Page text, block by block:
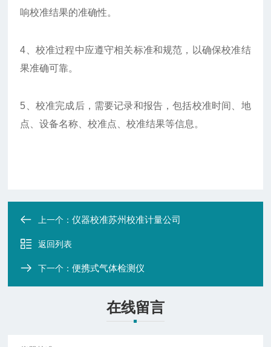
响校准结果的准确性。
4、校准过程中应遵守相关标准和规范，以确保校准结
果准确可靠。
5、校准完成后，需要记录和报告，包括校准时间、地
点、设备名称、校准点、校准结果等信息。
上一个：仪器校准苏州校准计量公司
返回列表
下一个：便携式气体检测仪
在线留言